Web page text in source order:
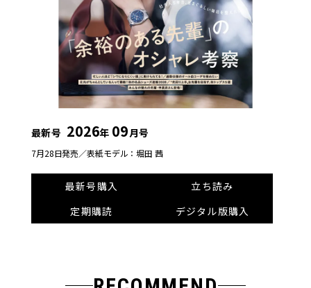
最新号 2026年 09月号
7月28日発売／表紙モデル：堀田 茜
最新号購入
立ち読み
定期購読
デジタル版購入